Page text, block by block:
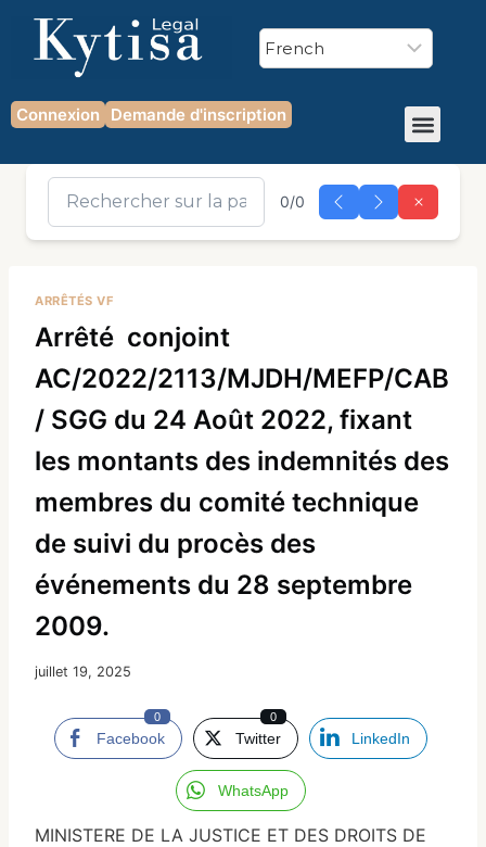
Connexion Demande d'inscription
0/0
ARRÊTÉS VF
Arrêté conjoint
AC/2022/2113/MJDH/MEFP/CAB
/ SGG du 24 Août 2022, fixant
les montants des indemnités des
membres du comité technique
de suivi du procès des
événements du 28 septembre
2009.
juillet 19, 2025
Facebook
0
Twitter
0
LinkedIn
WhatsApp
MINISTERE DE LA JUSTICE ET DES DROITS DE